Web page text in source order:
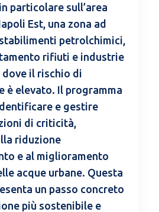
particolare sull’area
Est, una zona ad
petrolchimici,
rifiuti e industrie
il rischio di
è elevato. Il programma
e gestire
di criticità,
riduzione
e al miglioramento
acque urbane. Questa
un passo concreto
più sostenibile e